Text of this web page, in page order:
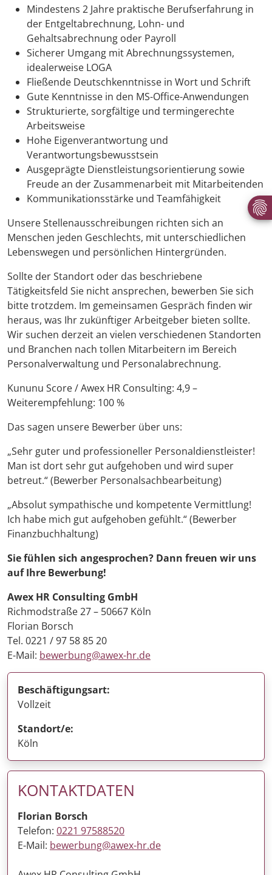
Mindestens 2 Jahre praktische Berufserfahrung in
der Entgeltabrechnung, Lohn- und
Gehaltsabrechnung oder Payroll
Sicherer Umgang mit Abrechnungssystemen,
idealerweise LOGA
Fließende Deutschkenntnisse in Wort und Schrift
Gute Kenntnisse in den MS-Office-Anwendungen
Strukturierte, sorgfältige und termingerechte
Arbeitsweise
Hohe Eigenverantwortung und
Verantwortungsbewusstsein
Ausgeprägte Dienstleistungsorientierung sowie
Freude an der Zusammenarbeit mit Mitarbeitenden
Kommunikationsstärke und Teamfähigkeit
Unsere Stellenausschreibungen richten sich an
Menschen jeden Geschlechts, mit unterschiedlichen
Lebenswegen und persönlichen Hintergründen.
Sollte der Standort oder das beschriebene
Tätigkeitsfeld Sie nicht ansprechen, bewerben Sie sich
bitte trotzdem. Im gemeinsamen Gespräch finden wir
heraus, was Ihr zukünftiger Arbeitgeber bieten sollte.
Wir suchen derzeit an vielen verschiedenen Standorten
und Branchen nach tollen Mitarbeitern im Bereich
Personalverwaltung und Personalabrechnung.
Kununu Score / Awex HR Consulting: 4,9 –
Weiterempfehlung: 100 %
Das sagen unsere Bewerber über uns:
„Sehr guter und professioneller Personaldienstleister!
Man ist dort sehr gut aufgehoben und wird super
betreut.“ (Bewerber Personalsachbearbeitung)
„Absolut sympathische und kompetente Vermittlung!
Ich habe mich gut aufgehoben gefühlt.“ (Bewerber
Finanzbuchhaltung)
Sie fühlen sich angesprochen? Dann freuen wir uns
auf Ihre Bewerbung!
Awex HR Consulting GmbH
Richmodstraße 27 – 50667 Köln
Florian Borsch
Tel. 0221 / 97 58 85 20
E-Mail: bewerbung@awex-hr.de
Beschäftigungsart:
Vollzeit
Standort/e:
Köln
KONTAKTDATEN
Florian Borsch
Telefon: 0221 97588520
E-Mail: bewerbung@awex-hr.de